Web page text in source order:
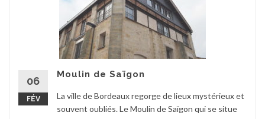
06
FÉV
Moulin de Saïgon
La ville de Bordeaux regorge de lieux mystérieux et
souvent oubliés. Le Moulin de Saïgon qui se situe